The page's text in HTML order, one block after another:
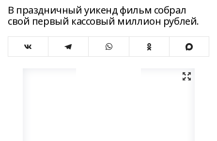
В праздничный уикенд фильм собрал
свой первый кассовый миллион рублей.